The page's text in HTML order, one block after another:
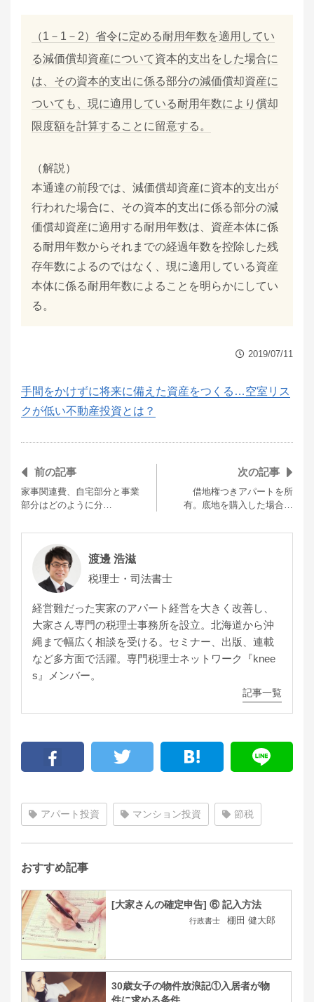
（1－1－2）省令に定める耐用年数を適用してい
る減価償却資産について資本的支出をした場合に
は、その資本的支出に係る部分の減価償却資産に
ついても、現に適用している耐用年数により償却
限度額を計算することに留意する。
（解説）
本通達の前段では、減価償却資産に資本的支出が
行われた場合に、その資本的支出に係る部分の減
価償却資産に適用する耐用年数は、資産本体に係
る耐用年数からそれまでの経過年数を控除した残
存年数によるのではなく、現に適用している資産
本体に係る耐用年数によることを明らかにしてい
る。
2019/07/11
手間をかけずに将来に備えた資産をつくる…空室リス
クが低い不動産投資とは？
前の記事
家事関連費、自宅部分と事業
部分はどのように分…
次の記事
借地権つきアパートを所
有。底地を購入した場合…
渡邊 浩滋
税理士・司法書士
経営難だった実家のアパート経営を大きく改善し、
大家さん専門の税理士事務所を設立。北海道から沖
縄まで幅広く相談を受ける。セミナー、出版、連載
など多方面で活躍。専門税理士ネットワーク『knee
s』メンバー。
記事一覧
アパート投資 マンション投資 節税
おすすめ記事
[大家さんの確定申告] ⑥ 記入方法
行政書士 棚田 健大郎
30歳女子の物件放浪記①入居者が物